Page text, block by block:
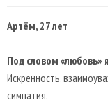
Артём, 27 лет
Под словом
Искренность,
симпатия.